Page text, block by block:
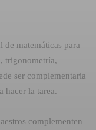
matemáticas para
trigonometría,
ser complementaria
hacer la tarea.
complementen